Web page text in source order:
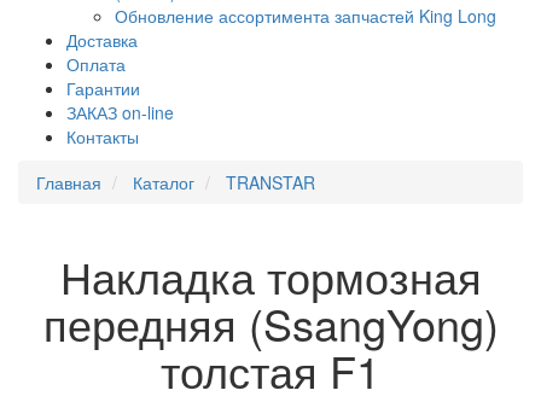
Обновление ассортимента запчастей King Long
Доставка
Оплата
Гарантии
ЗАКАЗ on-line
Контакты
Главная
Каталог TRANSTAR
Накладка тормозная
передняя (SsangYong)
толстая F1